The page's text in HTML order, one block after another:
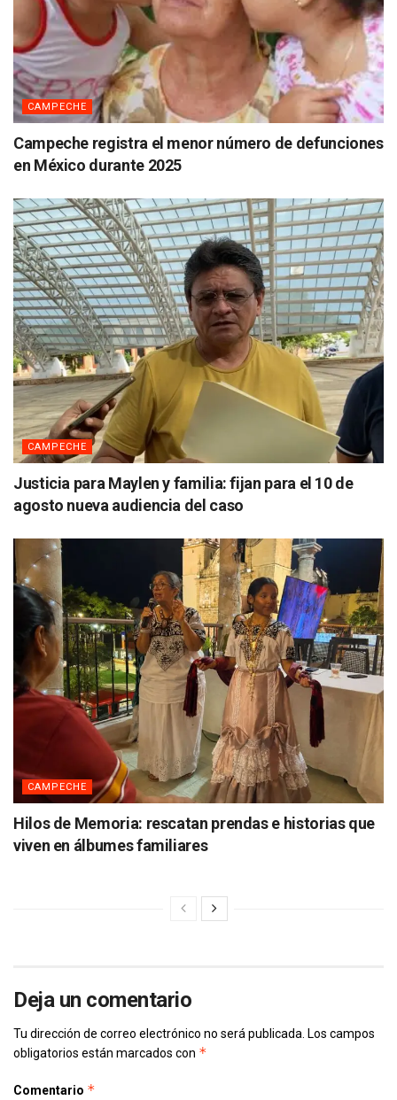
CAMPECHE
Campeche registra el menor número de defunciones
en México durante 2025
CAMPECHE
Justicia para Maylen y familia: fijan para el 10 de
agosto nueva audiencia del caso
CAMPECHE
Hilos de Memoria: rescatan prendas e historias que
viven en álbumes familiares
Deja un comentario
Tu dirección de correo electrónico no será publicada. Los campos
obligatorios están marcados con *
Comentario *